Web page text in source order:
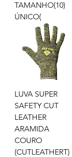
TAMANHO(10)
ÚNICO(
LUVA SUPER
SAFETY CUT
LEATHER
ARAMIDA
COURO
(CUTLEATHERT)